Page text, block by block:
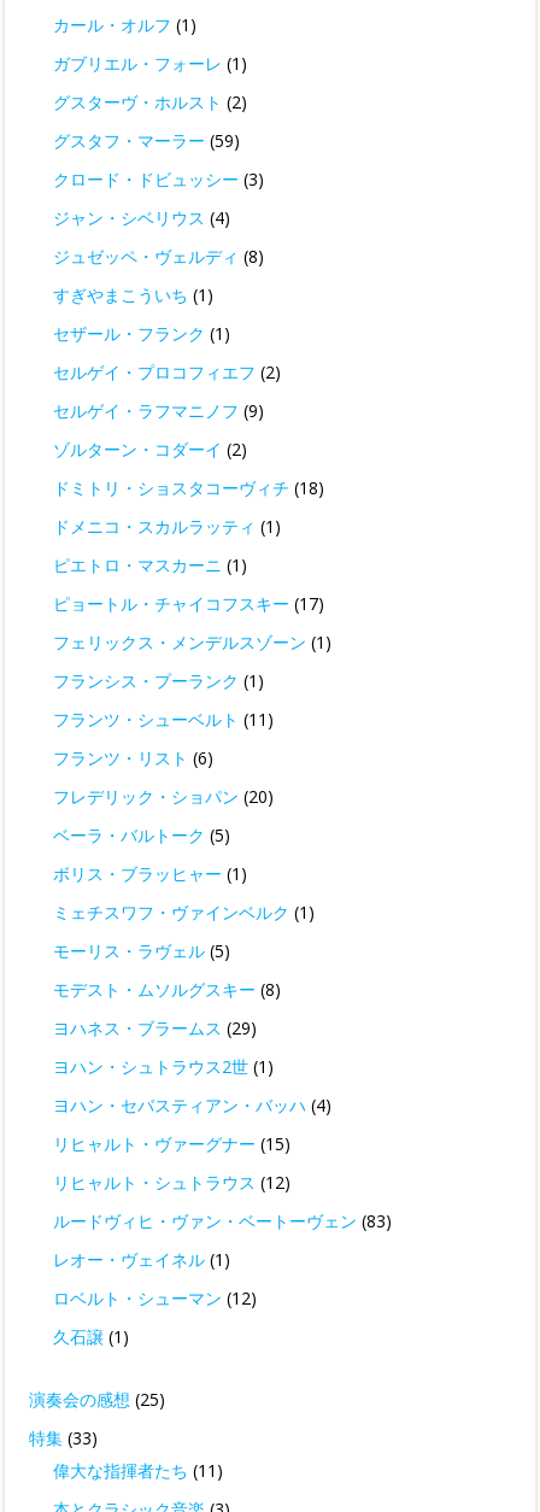
カール・オルフ (1)
ガブリエル・フォーレ (1)
グスターヴ・ホルスト (2)
グスタフ・マーラー (59)
クロード・ドビュッシー (3)
ジャン・シベリウス (4)
ジュゼッペ・ヴェルディ (8)
すぎやまこういち (1)
セザール・フランク (1)
セルゲイ・プロコフィエフ (2)
セルゲイ・ラフマニノフ (9)
ゾルターン・コダーイ (2)
ドミトリ・ショスタコーヴィチ (18)
ドメニコ・スカルラッティ (1)
ピエトロ・マスカーニ (1)
ピョートル・チャイコフスキー (17)
フェリックス・メンデルスゾーン (1)
フランシス・プーランク (1)
フランツ・シューベルト (11)
フランツ・リスト (6)
フレデリック・ショパン (20)
ベーラ・バルトーク (5)
ボリス・ブラッヒャー (1)
ミェチスワフ・ヴァインベルク (1)
モーリス・ラヴェル (5)
モデスト・ムソルグスキー (8)
ヨハネス・ブラームス (29)
ヨハン・シュトラウス2世 (1)
ヨハン・セバスティアン・バッハ (4)
リヒャルト・ヴァーグナー (15)
リヒャルト・シュトラウス (12)
ルードヴィヒ・ヴァン・ベートーヴェン (83)
レオー・ヴェイネル (1)
ロベルト・シューマン (12)
久石譲 (1)
演奏会の感想 (25)
特集 (33)
偉大な指揮者たち (11)